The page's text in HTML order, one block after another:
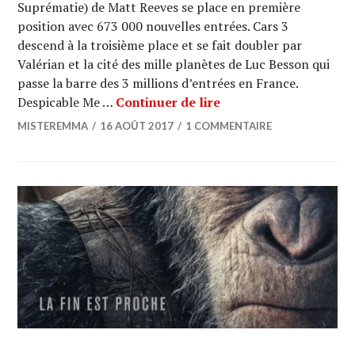
Suprématie) de Matt Reeves se place en première
position avec 673 000 nouvelles entrées. Cars 3
descend à la troisième place et se fait doubler par
Valérian et la cité des mille planètes de Luc Besson qui
passe la barre des 3 millions d’entrées en France.
Despicable Me … Continuer de lireBOX OFFICE : « La
MISTEREMMA 16 AOÛT 2017 1 COMMENTAIRE